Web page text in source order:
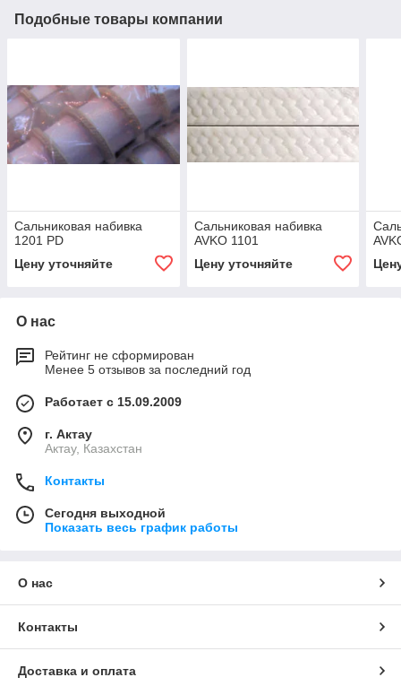
Подобные товары компании
Сальниковая набивка
1201 PD
Цену уточняйте
Сальниковая набивка
AVKO 1101
Цену уточняйте
О нас
Рейтинг не сформирован
Менее 5 отзывов за последний год
Работает с 15.09.2009
г. Актау
Актау, Казахстан
Контакты
Сегодня выходной
Показать весь график работы
О нас
Контакты
Доставка и оплата